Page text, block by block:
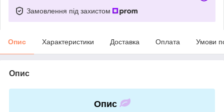
Замовлення під захистом
Опис Характеристики Доставка Оплата Умови
Опис
Опис